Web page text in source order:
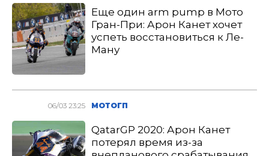
Еще один arm pump в Мото
Гран-При: Арон Канет хочет
успеть восстановиться к Ле-
Ману
06/03 23:25 МОТОГП
QatarGP 2020: Арон Канет
потерял время из-за